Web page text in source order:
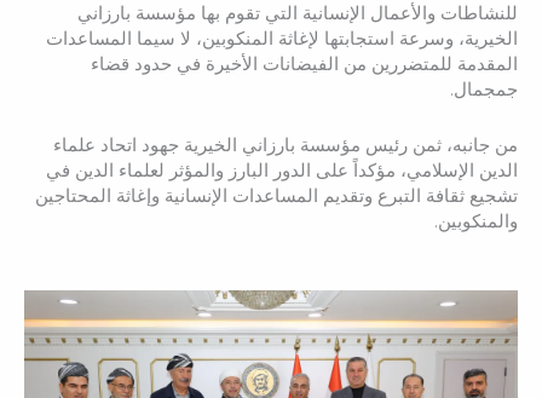
للنشاطات والأعمال الإنسانية التي تقوم بها مؤسسة بارزاني
الخيرية، وسرعة استجابتها لإغاثة المنكوبين، لا سيما المساعدات
المقدمة للمتضررين من الفيضانات الأخيرة في حدود قضاء
جمجمال.
من جانبه، ثمن رئيس مؤسسة بارزاني الخيرية جهود اتحاد علماء
الدين الإسلامي، مؤكداً على الدور البارز والمؤثر لعلماء الدين في
تشجيع ثقافة التبرع وتقديم المساعدات الإنسانية وإغاثة المحتاجين
والمنكوبين.